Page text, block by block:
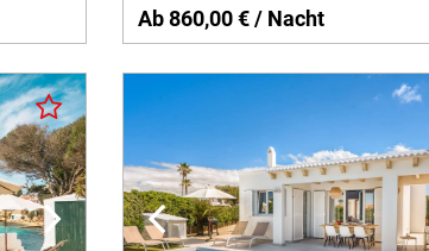
Ab 860,00 € / Nacht